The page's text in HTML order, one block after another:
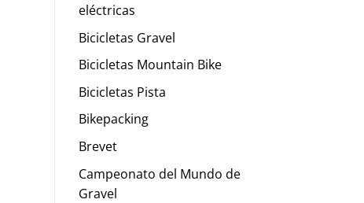
eléctricas
Bicicletas Gravel
Bicicletas Mountain Bike
Bicicletas Pista
Bikepacking
Brevet
Campeonato del Mundo de
Gravel